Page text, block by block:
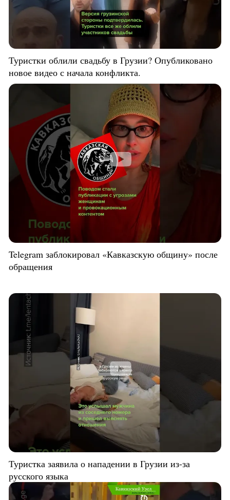
Туристки облили свадьбу в Грузии? Опубликовано
новое видео с начала конфликта.
Telegram заблокировал «Кавказскую общину» после
обращения
Туристка заявила о нападении в Грузии из-за
русского языка